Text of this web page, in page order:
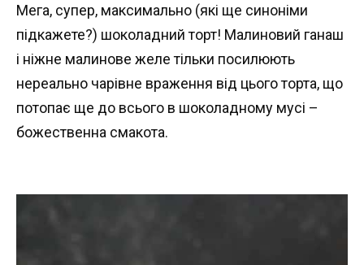
Мега, супер, максимально (які ще синоніми
підкажете?) шоколадний торт! Малиновий ганаш
і ніжне малинове желе тільки посилюють
нереально чарівне враження від цього торта, що
потопає ще до всього в шоколадному мусі –
божественна смакота.